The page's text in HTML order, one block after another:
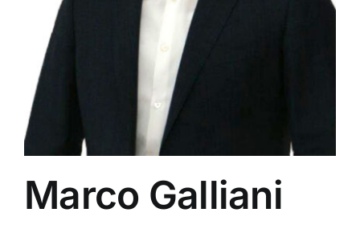
Fidleg
Contatti
Marco Galliani